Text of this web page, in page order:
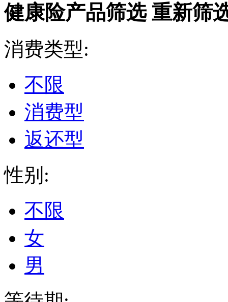
健康险产品筛选 重新筛
消费类型:
不限
消费型
返还型
性别:
不限
女
男